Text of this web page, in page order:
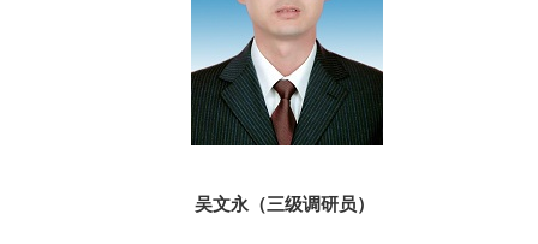
吴文永（三级调研员）